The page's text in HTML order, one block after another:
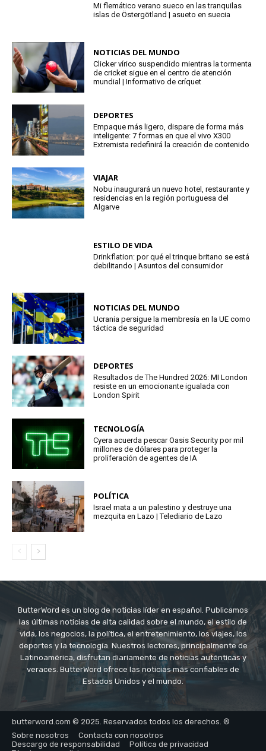
Mi flemático verano sueco en las tranquilas
islas de Östergötland | asueto en suecia
NOTICIAS DEL MUNDO
Clicker vírico suspendido mientras la tormenta
de cricket sigue en el centro de atención
mundial | Informativo de críquet
DEPORTES
Empaque más ligero, dispare de forma más
inteligente: 7 formas en que el vivo X300
Extremista redefinirá la creación de contenido
VIAJAR
Nobu inaugurará un nuevo hotel, restaurante y
residencias en la región portuguesa del
Algarve
ESTILO DE VIDA
Drinkflation: por qué el trinque britano se está
debilitando | Asuntos del consumidor
NOTICIAS DEL MUNDO
Ucrania persigue la membresía en la UE como
táctica de seguridad
DEPORTES
Resultados de The Hundred 2026: MI London
resiste en un emocionante igualada con
London Spirit
TECNOLOGÍA
Cyera acuerda pescar Oasis Security por mil
millones de dólares para proteger la
proliferación de agentes de IA
POLÍTICA
Israel mata a un palestino y destruye una
mezquita en Lazo | Telediario de Lazo
ButterWord es un blog de noticias líder en español. Publicamos
las últimas noticias de alta calidad sobre el mundo, el estilo de
vida, los negocios, la política, el entretenimiento, los viajes, los
deportes y la tecnología. Nuestros lectores, principalmente de
Latinoamérica, disfrutan diariamente de noticias auténticas y
veraces. ButterWord ofrece las noticias más confiables de
Estados Unidos y el mundo.
butterword.com © 2025. Reservados todos los derechos. ®
Sobre nosotros
Contacta con nosotros
Descargo de responsabilidad
Política de privacidad